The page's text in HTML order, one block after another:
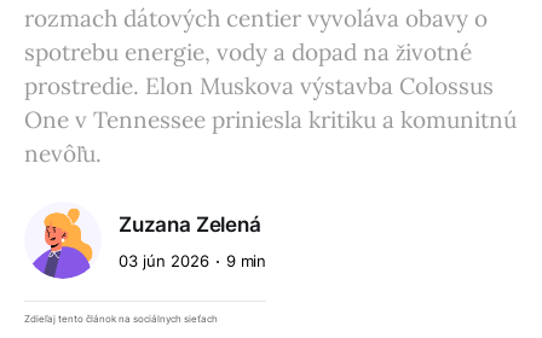
rozmach dátových centier vyvoláva obavy o
spotrebu energie, vody a dopad na životné
prostredie. Elon Muskova výstavba Colossus
One v Tennessee priniesla kritiku a komunitnú
nevôľu.
Zuzana Zelená
03 jún 2026 9 min
Zdieľaj tento článok na sociálnych sieťach